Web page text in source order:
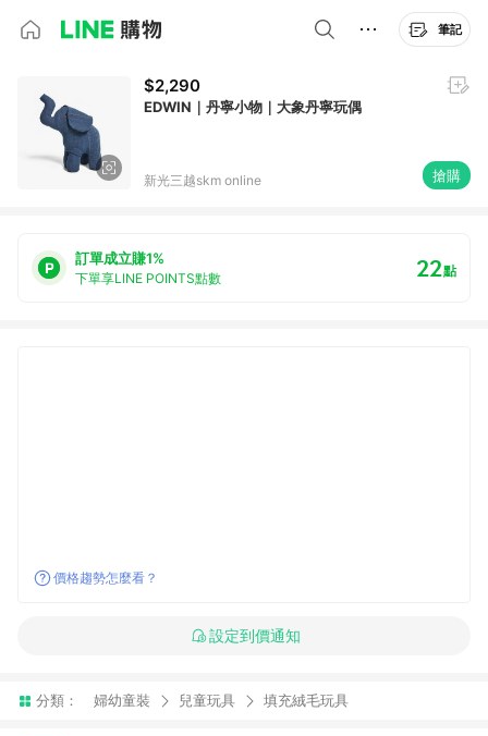
筆記
$2,290
EDWIN｜丹寧小物｜大象丹寧玩偶
新光三越skm online 搶購
訂單成立賺1%
下單享LINE POINTS點數 22點
價格趨勢怎麼看？
設定到價通知
分類： 婦幼童裝 兒童玩具 填充絨毛玩具